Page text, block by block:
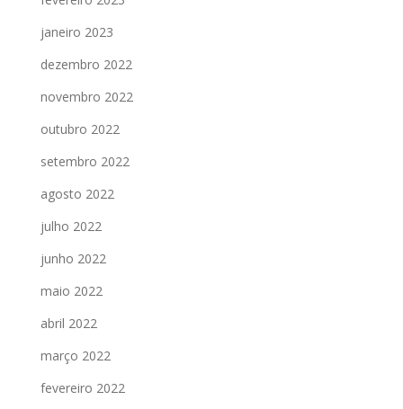
janeiro 2023
dezembro 2022
novembro 2022
outubro 2022
setembro 2022
agosto 2022
julho 2022
junho 2022
maio 2022
abril 2022
março 2022
fevereiro 2022